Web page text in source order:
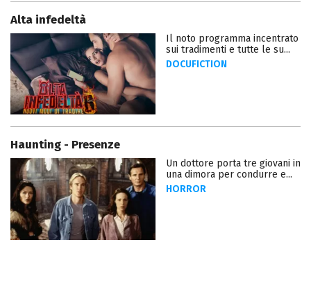
Alta infedeltà
Il noto programma incentrato
sui tradimenti e tutte le su...
DOCUFICTION
Haunting - Presenze
Un dottore porta tre giovani in
una dimora per condurre e...
HORROR